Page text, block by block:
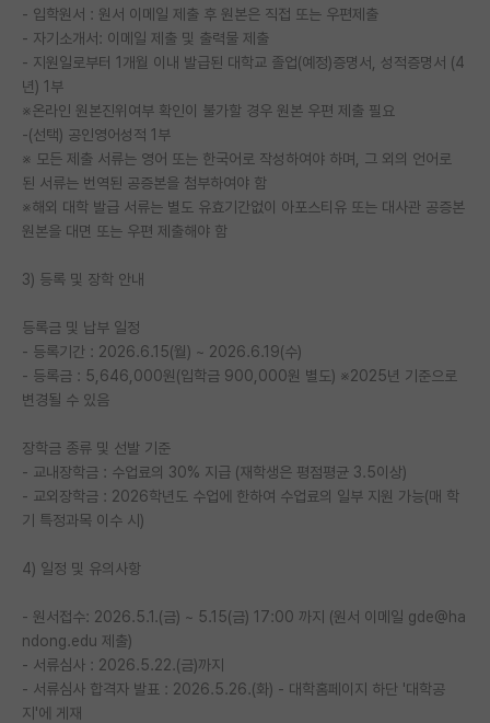
장학금/장학생 게시판
학술 정보 게시판
홍보 게시판
커리어
유학교육
이벤트
반도체 아카데미
재팬라운지 🌸
- 입학원서 : 원서 이메일 제출 후 원본은 직접 또는 우편제출
- 자기소개서: 이메일 제출 및 출력물 제출
- 지원일로부터 1개월 이내 발급된 대학교 졸업(예정)증명서, 성적증명서 (4
년) 1부
※온라인 원본진위여부 확인이 불가할 경우 원본 우편 제출 필요
-(선택) 공인영어성적 1부
※ 모든 제출 서류는 영어 또는 한국어로 작성하여야 하며, 그 외의 언어로
된 서류는 번역된 공증본을 첨부하여야 함
※해외 대학 발급 서류는 별도 유효기간없이 아포스티유 또는 대사관 공증본
원본을 대면 또는 우편 제출해야 함
3) 등록 및 장학 안내
등록금 및 납부 일정
- 등록기간 : 2026.6.15(월) ~ 2026.6.19(수)
- 등록금 : 5,646,000원(입학금 900,000원 별도) ※2025년 기준으로
변경될 수 있음
장학금 종류 및 선발 기준
- 교내장학금 : 수업료의 30% 지급 (재학생은 평점평균 3.5이상)
- 교외장학금 : 2026학년도 수업에 한하여 수업료의 일부 지원 가능(매 학
기 특정과목 이수 시)
4) 일정 및 유의사항
- 원서접수: 2026.5.1.(금) ~ 5.15(금) 17:00 까지 (원서 이메일 gde@ha
ndong.edu 제출)
- 서류심사 : 2026.5.22.(금)까지
- 서류심사 합격자 발표 : 2026.5.26.(화) - 대학홈페이지 하단 '대학공
지'에 게재